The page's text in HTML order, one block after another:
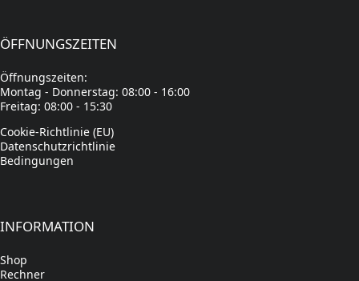
ÖFFNUNGSZEITEN
Öffnungszeiten:
Montag - Donnerstag: 08:00 - 16:00
Freitag: 08:00 - 15:30
Cookie-Richtlinie (EU)
Datenschutzrichtlinie
Bedingungen
INFORMATION
Shop
Rechner